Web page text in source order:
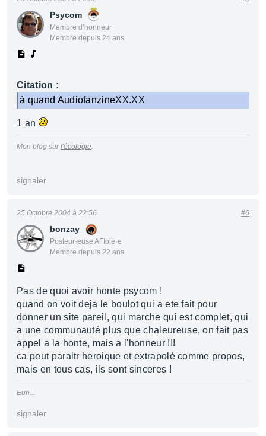
Psycom
Membre d’honneur
Membre depuis 24 ans
Citation :
à quand AudiofanzineXX.XX
1 an
Mon blog surl'écologie.
signaler
bonzay
Posteur·euse AFfolé·e
Membre depuis 22 ans
25 Octobre 2004 à 22:56 #6
Pas de quoi avoir honte psycom !
quand on voit deja le boulot qui a ete fait pour
donner un site pareil, qui marche qui est complet, qui
a une communauté plus que chaleureuse, on fait pas
appel a la honte, mais a l'honneur !!!
ca peut paraitr heroique et extrapolé comme propos,
mais en tous cas, ils sont sinceres !
Euh...
signaler